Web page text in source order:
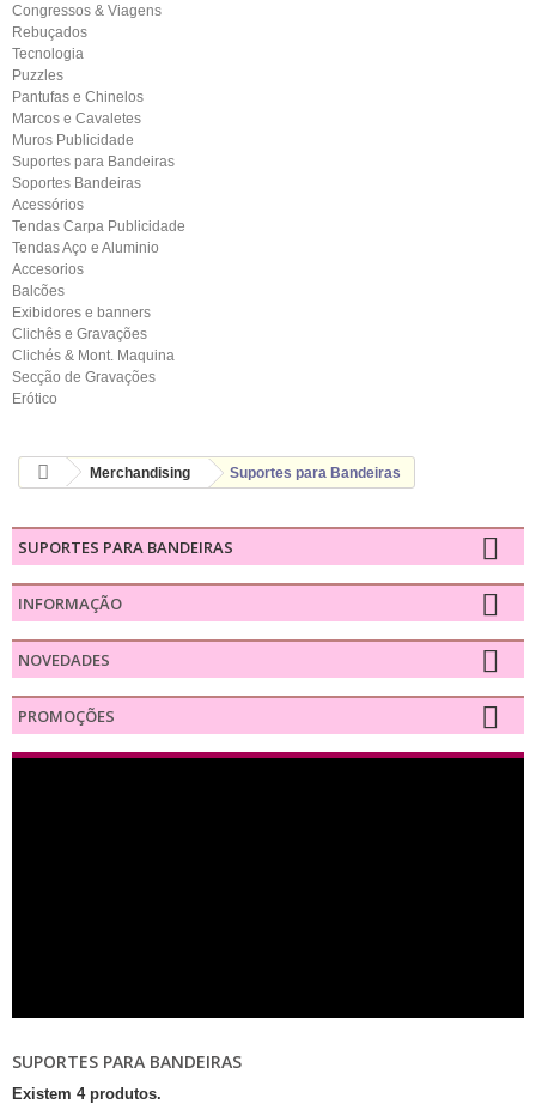
Congressos & Viagens
Rebuçados
Tecnologia
Puzzles
Pantufas e Chinelos
Marcos e Cavaletes
Muros Publicidade
Suportes para Bandeiras
Soportes Bandeiras
Acessórios
Tendas Carpa Publicidade
Tendas Aço e Aluminio
Accesorios
Balcões
Exibidores e banners
Clichês e Gravações
Clichés & Mont. Maquina
Secção de Gravações
Erótico
Merchandising Suportes para Bandeiras
SUPORTES PARA BANDEIRAS
INFORMAÇÃO
NOVEDADES
PROMOÇÕES
SUPORTES PARA BANDEIRAS
Existem 4 produtos.